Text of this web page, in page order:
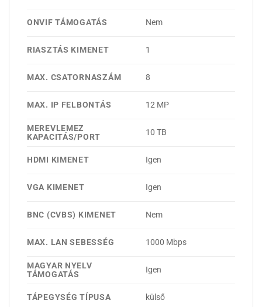
ONVIF TÁMOGATÁS Nem
RIASZTÁS KIMENET 1
MAX. CSATORNASZÁM 8
MAX. IP FELBONTÁS 12 MP
MEREVLEMEZ
KAPACITÁS/PORT
10 TB
HDMI KIMENET Igen
VGA KIMENET Igen
BNC (CVBS) KIMENET Nem
MAX. LAN SEBESSÉG 1000 Mbps
MAGYAR NYELV
TÁMOGATÁS
Igen
TÁPEGYSÉG TÍPUSA külső